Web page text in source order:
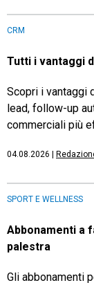
CRM
Tutti i vantaggi
Scopri i vantaggi
lead, follow-up
commerciali più
04.08.2026
SPORT E WELLNESS
Abbonamenti a
palestra
Gli abbonamenti